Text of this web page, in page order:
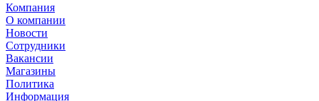
Компания
О компании
Новости
Сотрудники
Вакансии
Магазины
Политика
Информация